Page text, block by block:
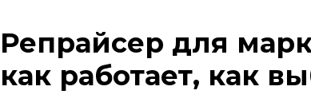
Репрайсер для
как работает, как